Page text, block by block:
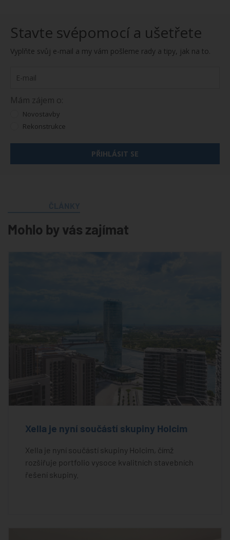
Stavte svépomocí a ušetřete
Vyplňte svůj e-mail a my vám pošleme rady a tipy, jak na to.
Mám zájem o:
Novostavby
Rekonstrukce
PŘIHLÁSIT SE
Mohlo by vás zajímat
Xella je nyní součástí skupiny Holcim
Xella je nyní součástí skupiny Holcim, čímž
rozšiřuje portfolio vysoce kvalitních stavebních
řešení skupiny.